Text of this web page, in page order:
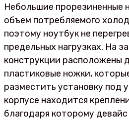
Небольшие прорезиненные
объем потребляемого
поэтому ноутбук не
предельных нагрузках. На
конструкции расположены
пластиковые ножки,
разместить установку под
корпусе находится
благодаря которому